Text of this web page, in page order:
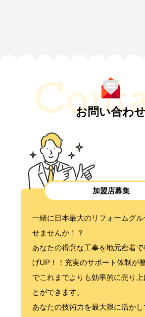
お問い合わ
加盟店募集
一緒に日本最大のリフォームグル
せませんか！？
あなたの得意な工事を地元密着
げUP！！充実のサポート体制が
でこれまでよりも効率的に売り上
とができます。
あなたの技術力を最大限に活かし